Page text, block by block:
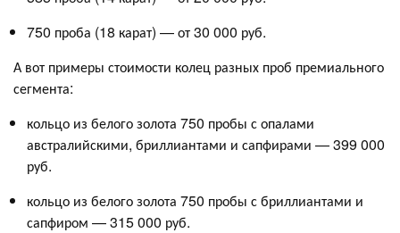
750 проба (18 карат) — от 30 000 руб.
А вот примеры стоимости колец разных проб премиального
сегмента:
кольцо из белого золота 750 пробы с опалами
австралийскими, бриллиантами и сапфирами — 399 000
руб.
кольцо из белого золота 750 пробы с бриллиантами и
сапфиром — 315 000 руб.